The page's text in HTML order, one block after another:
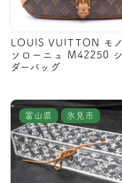
LOUIS VUITTON モノ
ソローニュ M42250
ダーバッグ
富山県 氷見市